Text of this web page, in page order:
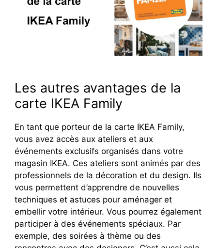
Les autres avantages de la
carte IKEA Family
En tant que porteur de la carte IKEA Family,
vous avez accès aux ateliers et aux
événements exclusifs organisés dans votre
magasin IKEA. Ces ateliers sont animés par des
professionnels de la décoration et du design. Ils
vous permettent d’apprendre de nouvelles
techniques et astuces pour aménager et
embellir votre intérieur. Vous pourrez également
participer à des événements spéciaux. Par
exemple, des soirées à thème ou des